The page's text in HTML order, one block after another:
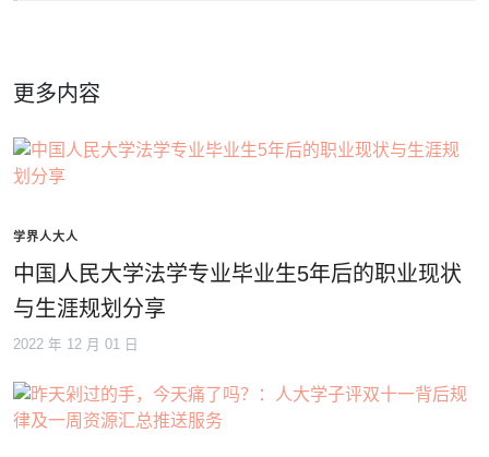
更多内容
学界人大人
中国人民大学法学专业毕业生5年后的职业现状
与生涯规划分享
2022 年 12 月 01 日